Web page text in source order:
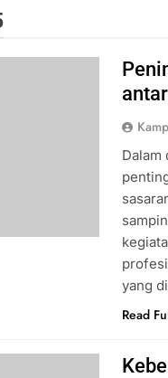
Dalam
yang
Read